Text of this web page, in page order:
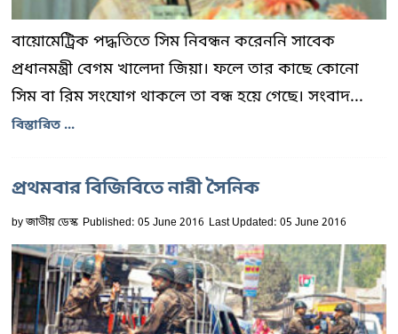
বায়োমেট্রিক পদ্ধতিতে সিম নিবন্ধন করেননি সাবেক
প্রধানমন্ত্রী বেগম খালেদা জিয়া। ফলে তার কাছে কোনো
সিম বা রিম সংযোগ থাকলে তা বন্ধ হয়ে গেছে। সংবাদ...
বিস্তারিত ...
প্রথমবার বিজিবিতে নারী সৈনিক
byজাতীয় ডেস্ক Published: 05 June 2016 Last Updated: 05 June 2016